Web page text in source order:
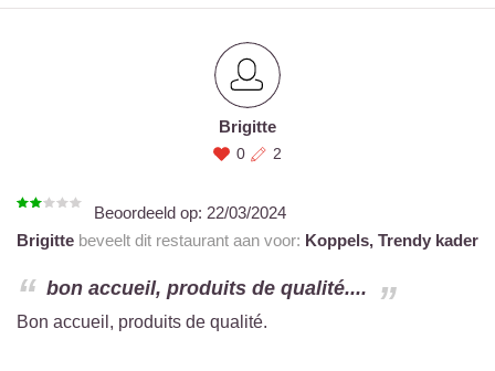
Brigitte
0 2
Beoordeeld op: 22/03/2024
Brigitte beveelt dit restaurant aan voor: Koppels, Trendy kader
bon accueil, produits de qualité....
Bon accueil, produits de qualité.